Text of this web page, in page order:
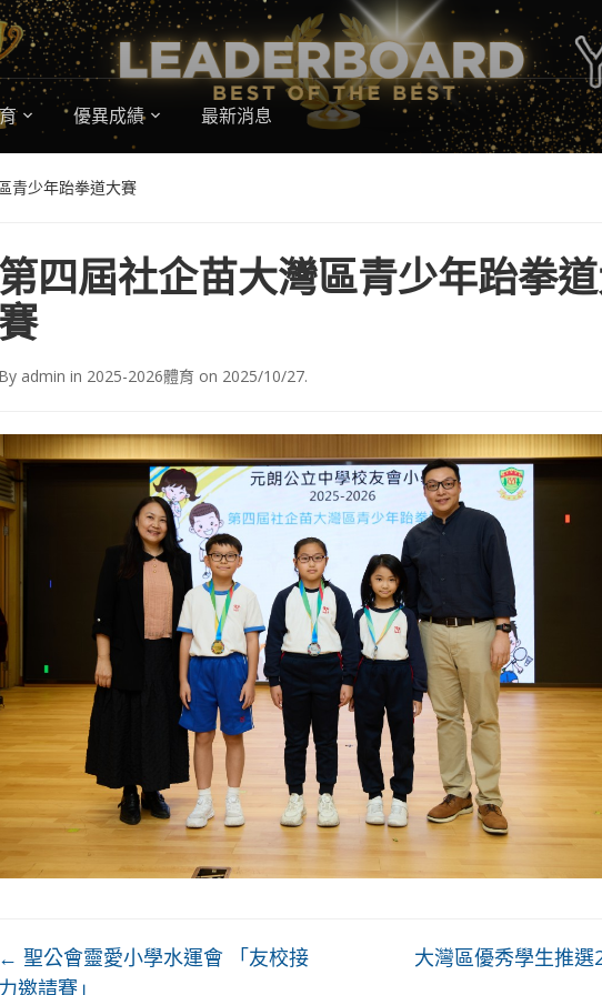
優異成績 最新消息
青少年跆拳道大賽
第四屆社企苗大灣區青少年跆拳
By admin in 2025-2026體育 on 2025/10/27.
← 聖公會靈愛小學水運會 「友校接
力邀請賽」
大灣區優秀學生推選